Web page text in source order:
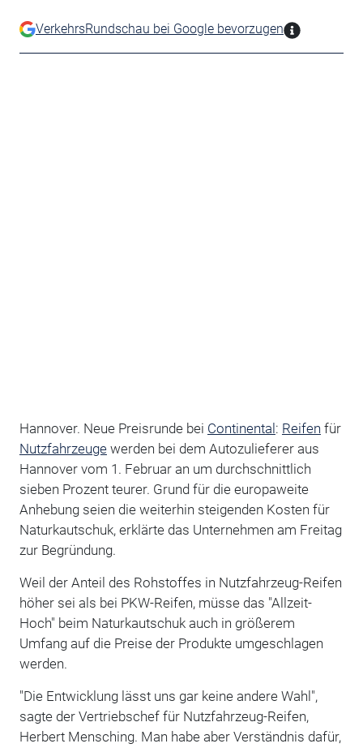
VerkehrsRundschau bei Google bevorzugen
Hannover. Neue Preisrunde bei Continental : Reifen für
Nutzfahrzeugewerden bei dem Autozulieferer aus
Hannover vom 1. Februar an um durchschnittlich
sieben Prozent teurer. Grund für die europaweite
Anhebung seien die weiterhin steigenden Kosten für
Naturkautschuk, erklärte das Unternehmen am Freitag
zur Begründung.
Weil der Anteil des Rohstoffes in Nutzfahrzeug-Reifen
höher sei als bei PKW-Reifen, müsse das "Allzeit-
Hoch" beim Naturkautschuk auch in größerem
Umfang auf die Preise der Produkte umgeschlagen
werden.
"Die Entwicklung lässt uns gar keine andere Wahl",
sagte der Vertriebschef für Nutzfahrzeug-Reifen,
Herbert Mensching. Man habe aber Verständnis dafür,